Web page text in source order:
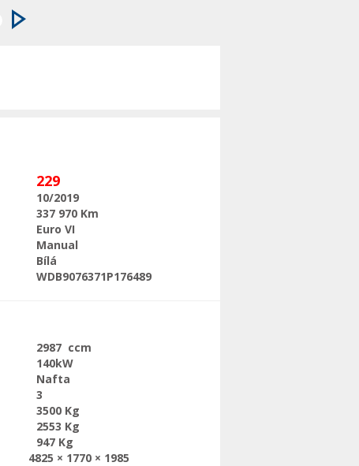
229
10/2019
337 970 Km
Euro VI
Manual
Bílá
WDB9076371P176489
2987 ccm
140kW
Nafta
3
3500 Kg
2553 Kg
947 Kg
4825 × 1770 × 1985